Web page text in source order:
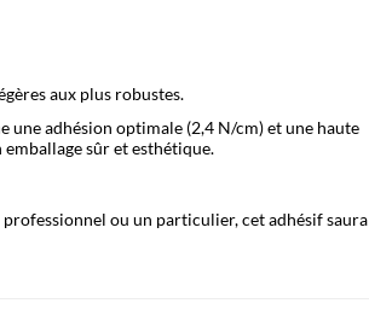
aux plus robustes.
une adhésion optimale (2,4 N/cm) et une haute
sûr et esthétique.
ou un particulier, cet adhésif saura